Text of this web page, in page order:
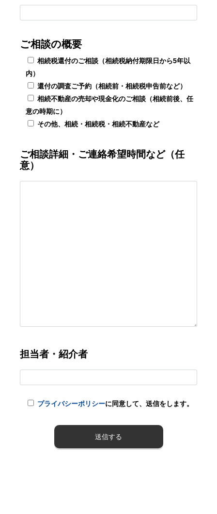
ご相談の概要
相続税還付のご相談（相続税納付期限日から5年以
内）
還付の調査ご予約（相続前・相続税申告前など）
相続不動産の売却や現金化のご相談（相続前後、任
意の時期に）
その他、相続・相続税・相続不動産など
ご相談詳細・ご連絡希望時間など（任
意）
担当者・紹介者
プライバシーポリシーに同意して、送信をします。